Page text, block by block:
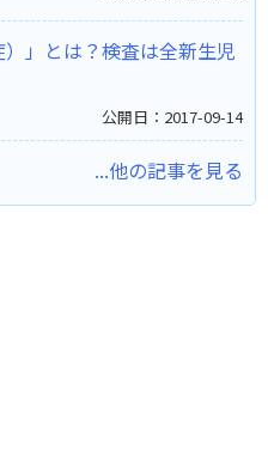
）」とは？検査は全新生児
公開日：2017-09-14
...他の記事を見る